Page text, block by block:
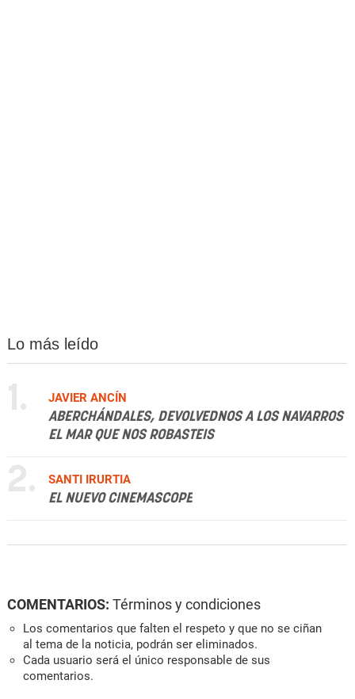
Lo más leído
1.
JAVIER ANCÍN
ABERCHÁNDALES, DEVOLVEDNOS A LOS NAVARROS
EL MAR QUE NOS ROBASTEIS
2.
SANTI IRURTIA
EL NUEVO CINEMASCOPE
COMENTARIOS: Términos y condiciones
Los comentarios que falten el respeto y que no se ciñan
al tema de la noticia, podrán ser eliminados.
Cada usuario será el único responsable de sus
comentarios.